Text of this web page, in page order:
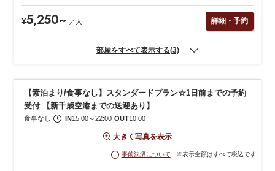
¥5,250~ ／ 人 詳細・予約
部屋をすべて表示する(3)
【素泊まり/食事なし】スタンダードプラン☆1日前までの予約
受付 【新千歳空港までの送迎あり】
食事なし IN15:00～22:00 OUT10:00
大きく写真を表示
事前決済について ※表示金額はすべて税込です